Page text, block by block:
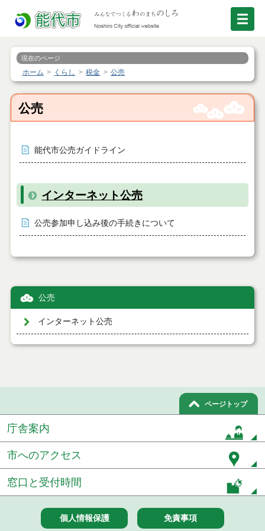
現在のページ
ホーム くらし 税金 公売
公売
能代市公売ガイドライン
インターネット公売
公売参加申し込み後の手続きについて
公売
インターネット公売
ページトップ
庁舎案内
市へのアクセス
窓口と受付時間
個人情報保護 免責事項